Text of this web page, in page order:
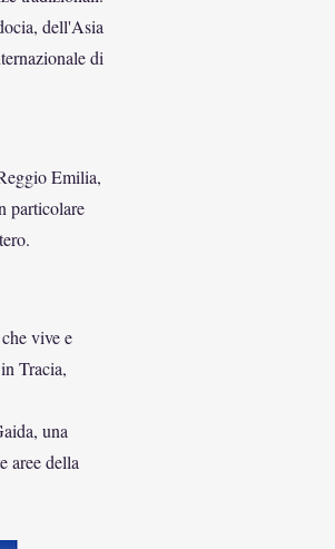
dell'Asia
di
Emilia,
particolare
vive e
Tracia,
una
aree della